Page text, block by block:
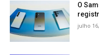
O
julho